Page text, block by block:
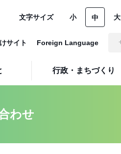
行政・まちづくり
文字サイズ 小 中 大
サイト Foreign Language
わせ